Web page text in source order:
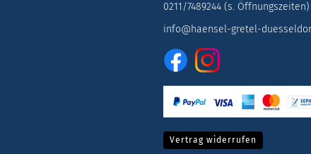
0211/7489244 (s. Öffnungszeiten)
info@haensel-gretel-
Vertrag widerrufen